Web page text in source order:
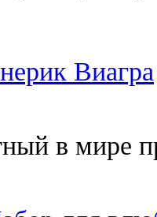
Виагра
в мире